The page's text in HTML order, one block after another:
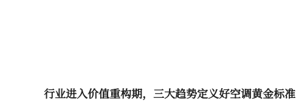
行业进入价值重构期，三大趋势定义好空调黄金标准